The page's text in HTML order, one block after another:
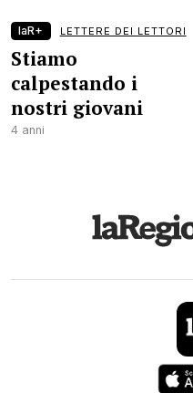
laR+ LETTERE DEI LETTORI
Stiamo
calpestando i
nostri giovani
4 anni